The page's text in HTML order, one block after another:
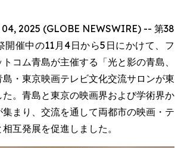
2025 (GLOBE NEWSWIRE) -- 第38
開催中の11月4日から5日にかけて、フ
コム青島が主催する「光と影の青島、
・東京映画テレビ文化交流サロンが東
。青島と東京の映画界および学術界か
まり、交流を通して両都市の映画・テ
互発展を促進しました。